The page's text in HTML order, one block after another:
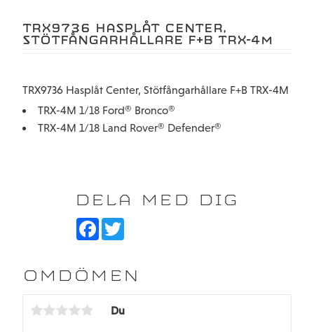
TRX9736 HASPLÅT CENTER,
STÖTFÅNGARHÅLLARE F+B TRX-4M
TRX9736 Hasplåt Center, Stötfångarhållare F+B TRX-4M
TRX-4M 1/18 Ford® Bronco®
TRX-4M 1/18 Land Rover® Defender®
DELA MED DIG
F
b
o
T
t
e
OMDÖMEN
Du